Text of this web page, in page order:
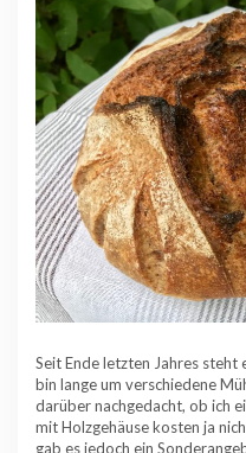
Seit Ende letzten Jahres steht
bin lange um verschiedene
darüber nachgedacht, ob ich
mit Holzgehäuse kosten ja
gab es jedoch ein